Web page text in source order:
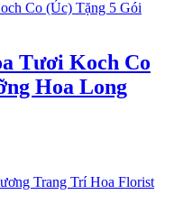
Tươi Koch Co
Hoa Long